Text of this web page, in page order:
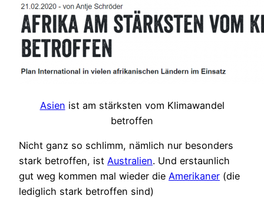
Asien ist am stärksten vom Klimawandel
betroffen
Nicht ganz so schlimm, nämlich nur besonders
stark betroffen, ist Australien. Und erstaunlich
gut weg kommen mal wieder die Amerikaner (die
lediglich stark betroffen sind)